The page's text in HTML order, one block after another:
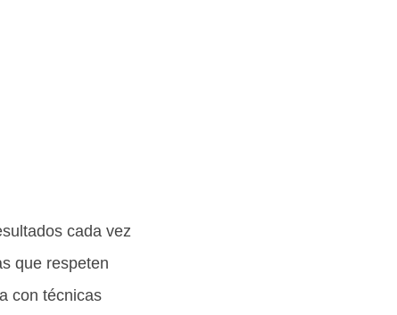
cada vez
que respeten
con técnicas